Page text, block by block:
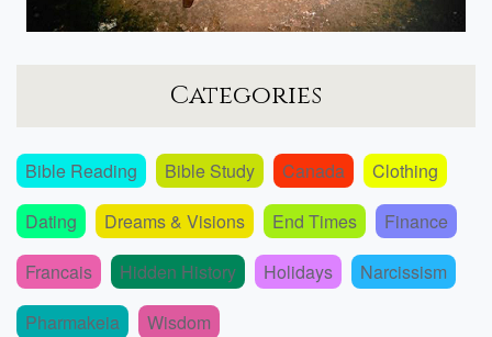
Categories
Bible Reading Bible Study Canada
Clothing
Dating
Dreams & Visions End Times
Finance
Francais
Hidden History Holidays
Narcissism
Pharmakeia
Wisdom